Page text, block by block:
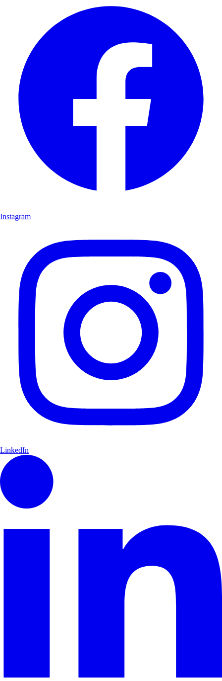
Instagram
LinkedIn